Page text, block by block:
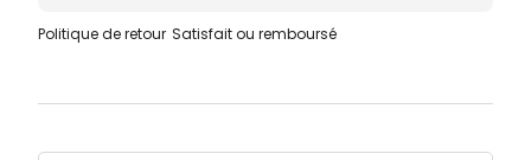
Politique de retour Satisfait ou remboursé